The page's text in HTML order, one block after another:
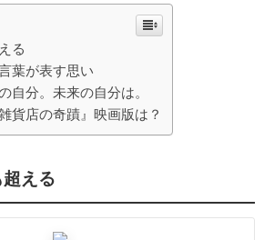
る
葉が表す思い
自分。未来の自分は。
貨店の奇蹟』映画版は？
える